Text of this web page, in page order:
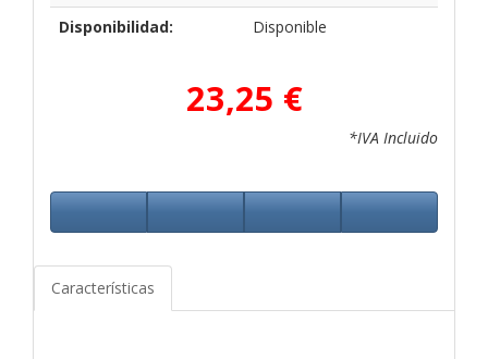
Disponibilidad:
Disponible
23,25 €
*IVA Incluido
Características